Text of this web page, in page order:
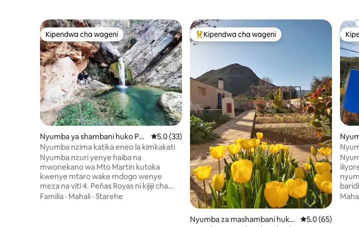
Kipendwa cha wageni
Kipendwa cha wageni
Nyumba ya shambani huko Pe
ñas Royas
Ukadiriaji wa wastani wa 5.0 kati ya 5, tathmini 33
5.0 (33)
Nyumba nzima katika eneo la kimkakati
Nyumba nzuri yenye haiba na
mwonekano wa Mto Martin kutoka
kwenye mtaro wake mdogo wenye
meza na viti 4. Peñas Royas ni kijiji cha
wakazi 9 tu wakati wa baridi. Unaweza
Familia · Mahali · Starehe
Kipendwa maarufu cha wageni
Kipendwa cha wageni
Nyumba za mashambani huko
Ukadiriaji wa
5.0 (65)
huko
nyuma ya
Jiko